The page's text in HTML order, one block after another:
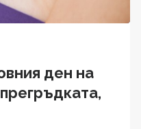
ден на